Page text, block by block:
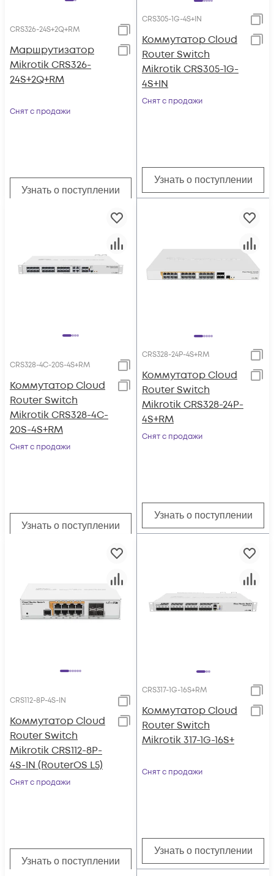
CRS326-24S+2Q+RM
Маршрутизатор
Mikrotik CRS326-
24S+2Q+RM
Снят с продажи
Узнать о поступлении
CRS305-1G-4S+IN
Коммутатор Cloud
Router Switch
Mikrotik CRS305-1G-
4S+IN
Снят с продажи
Узнать о поступлении
CRS328-4C-20S-4S+RM
Коммутатор Cloud
Router Switch
Mikrotik CRS328-4C-
20S-4S+RM
Снят с продажи
Узнать о поступлении
CRS328-24P-4S+RM
Коммутатор Cloud
Router Switch
Mikrotik CRS328-24P-
4S+RM
Снят с продажи
Узнать о поступлении
CRS112-8P-4S-IN
Коммутатор Cloud
Router Switch
Mikrotik CRS112-8P-
4S-IN (RouterOS L5)
Снят с продажи
Узнать о поступлении
CRS317-1G-16S+RM
Коммутатор Cloud
Router Switch
Mikrotik 317-1G-16S+
Снят с продажи
Узнать о поступлении